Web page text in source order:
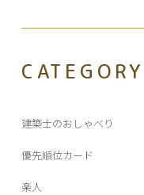
ビ
ー
シ
ン
CATEGORY
建築士のおしゃべり
優先順位カード
楽人